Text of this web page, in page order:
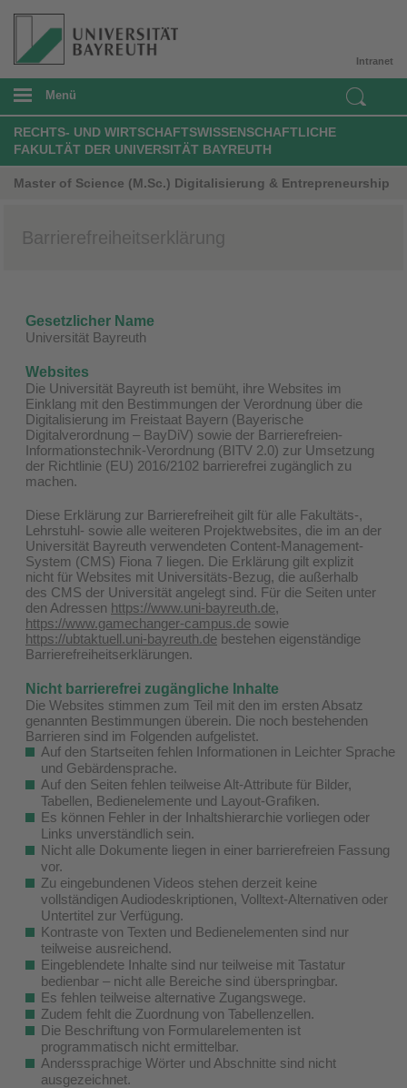
Intranet
Menü
RECHTS- UND WIRTSCHAFTSWISSENSCHAFTLICHE
FAKULTÄT DER UNIVERSITÄT BAYREUTH
Master of Science (M.Sc.) Digitalisierung & Entrepreneurship
Barrierefreiheitserklärung
Gesetzlicher Name
Universität Bayreuth
Websites
Die Universität Bayreuth ist bemüht, ihre Websites im
Einklang mit den Bestimmungen der Verordnung über die
Digitalisierung im Freistaat Bayern (Bayerische
Digitalverordnung – BayDiV) sowie der Barrierefreien-
Informationstechnik-Verordnung (BITV 2.0) zur Umsetzung
der Richtlinie (EU) 2016/2102 barrierefrei zugänglich zu
machen.
Diese Erklärung zur Barrierefreiheit gilt für alle Fakultäts-,
Lehrstuhl- sowie alle weiteren Projektwebsites, die im an der
Universität Bayreuth verwendeten Content-Management-
System (CMS) Fiona 7 liegen. Die Erklärung gilt explizit
nicht für Websites mit Universitäts-Bezug, die außerhalb
des CMS der Universität angelegt sind. Für die Seiten unter
den Adressen https://www.uni-bayreuth.de,
https://www.gamechanger-campus.de sowie
https://ubtaktuell.uni-bayreuth.de bestehen eigenständige
Barrierefreiheitserklärungen.
Nicht barrierefrei zugängliche Inhalte
Die Websites stimmen zum Teil mit den im ersten Absatz
genannten Bestimmungen überein. Die noch bestehenden
Barrieren sind im Folgenden aufgelistet.
Auf den Startseiten fehlen Informationen in Leichter Sprache
und Gebärdensprache.
Auf den Seiten fehlen teilweise Alt-Attribute für Bilder,
Tabellen, Bedienelemente und Layout-Grafiken.
Es können Fehler in der Inhaltshierarchie vorliegen oder
Links unverständlich sein.
Nicht alle Dokumente liegen in einer barrierefreien Fassung
vor.
Zu eingebundenen Videos stehen derzeit keine
vollständigen Audiodeskriptionen, Volltext-Alternativen oder
Untertitel zur Verfügung.
Kontraste von Texten und Bedienelementen sind nur
teilweise ausreichend.
Eingeblendete Inhalte sind nur teilweise mit Tastatur
bedienbar – nicht alle Bereiche sind überspringbar.
Es fehlen teilweise alternative Zugangswege.
Zudem fehlt die Zuordnung von Tabellenzellen.
Die Beschriftung von Formularelementen ist
programmatisch nicht ermittelbar.
Anderssprachige Wörter und Abschnitte sind nicht
ausgezeichnet.